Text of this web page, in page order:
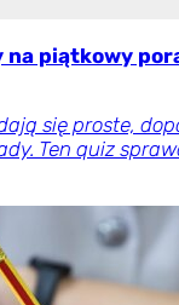
piątkowy
się proste,
Ten quiz